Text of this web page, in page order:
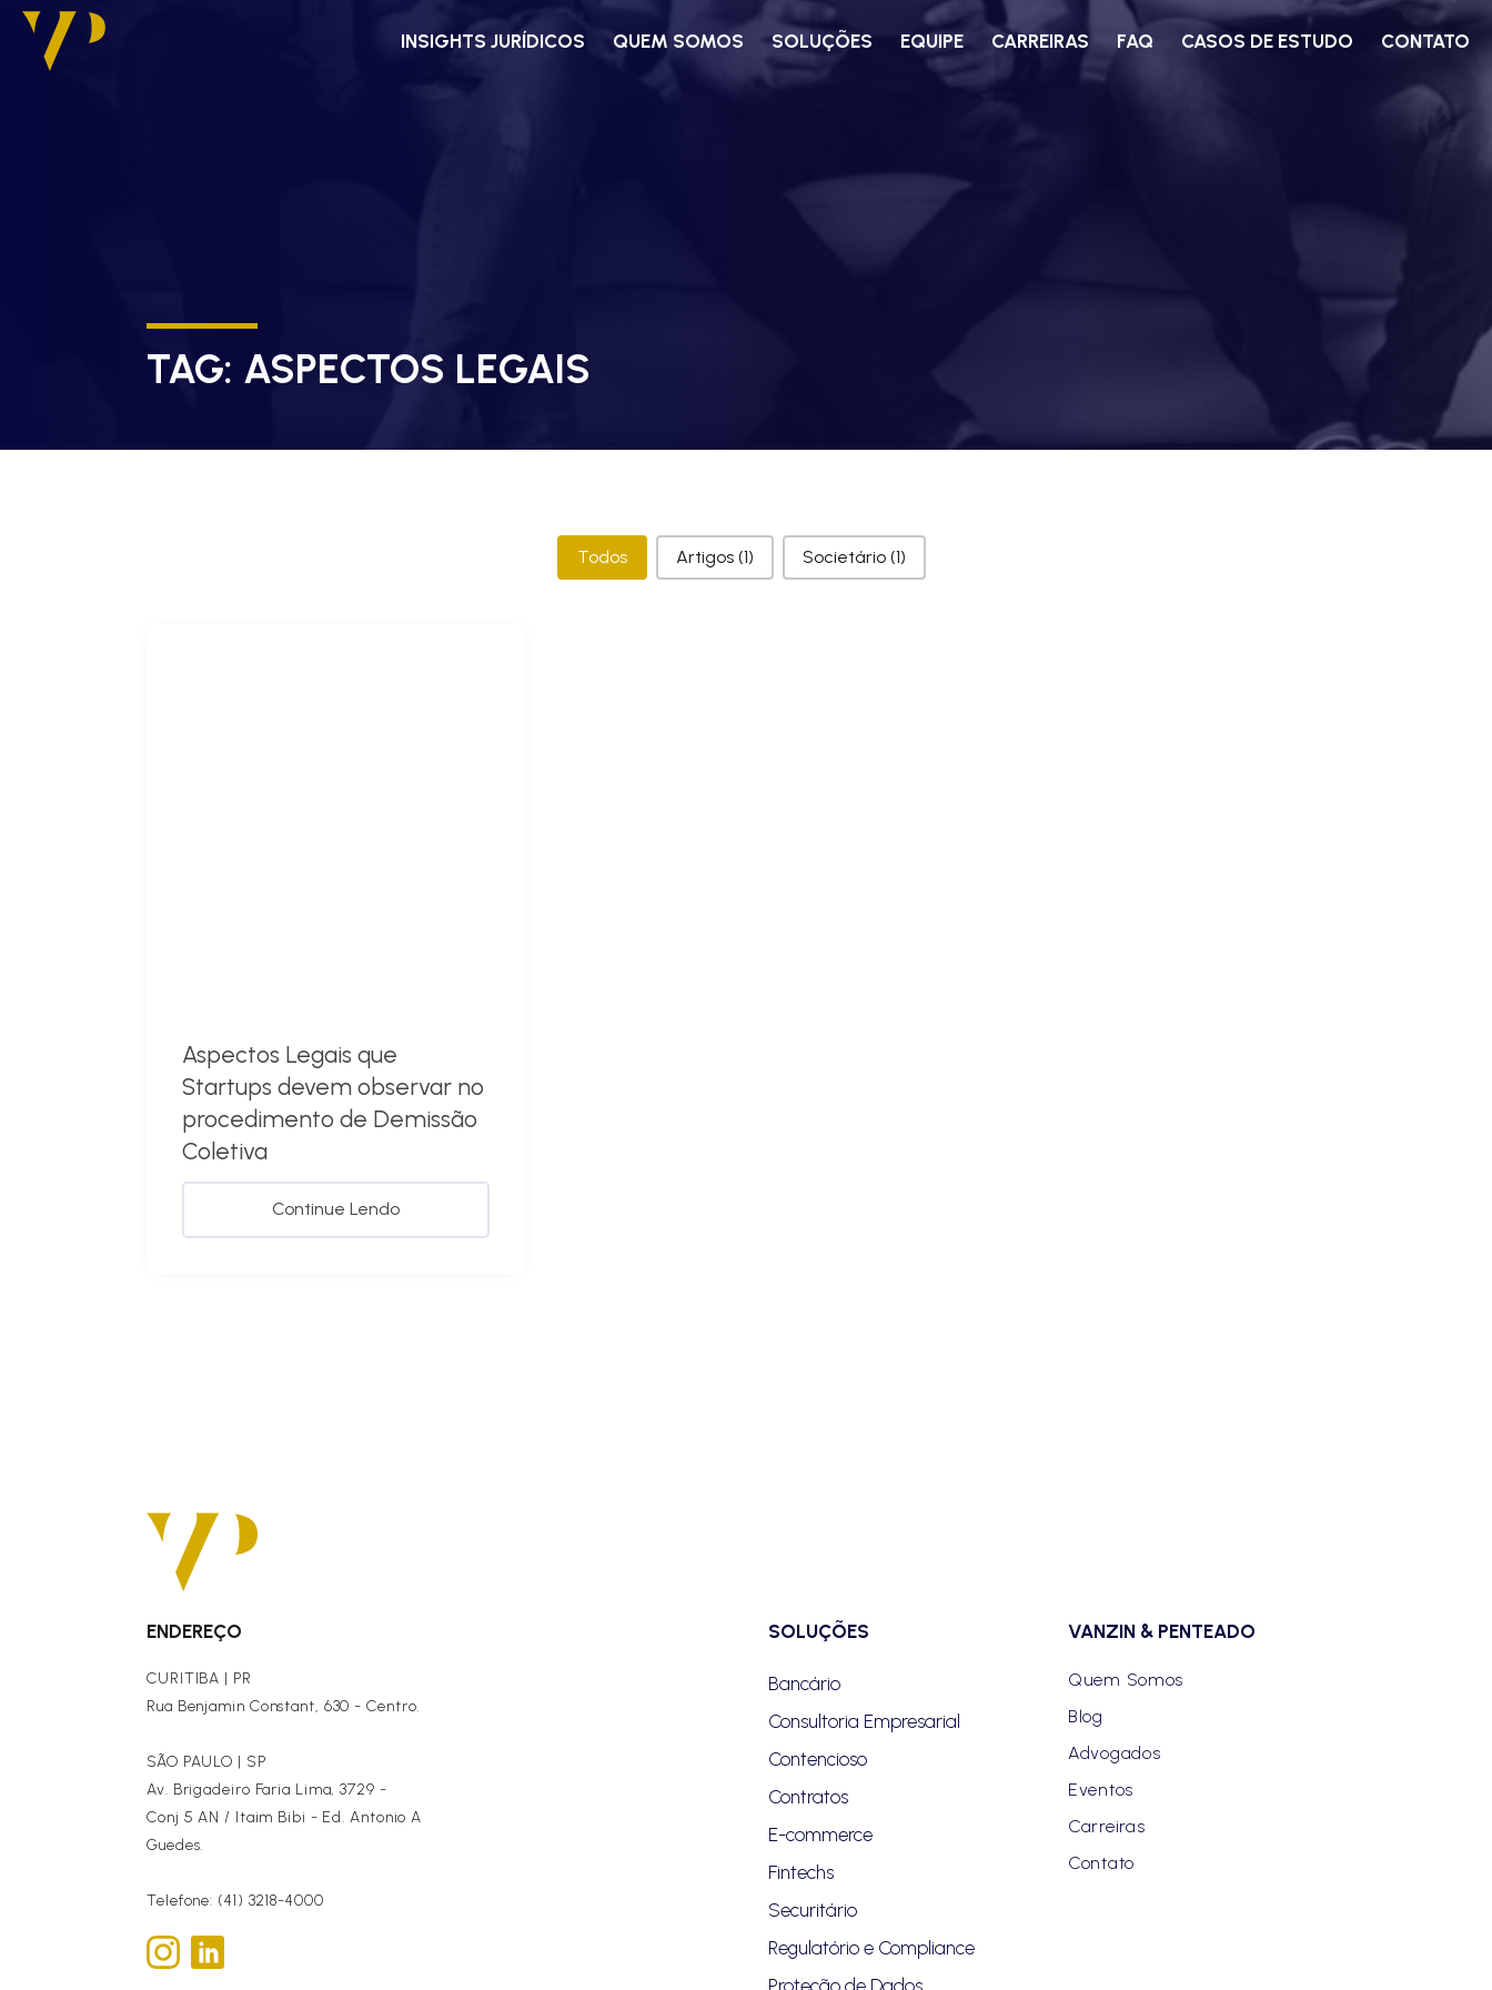
INSIGHTS JURÍDICOS QUEM SOMOS SOLUÇÕES EQUIPE CARREIRAS FAQ CASOS DE ESTUDO CONTATO
TAG: ASPECTOS LEGAIS
Categorias
Todos Artigos (1) Societário (1)
Aspectos Legais que
Startups devem observar no
procedimento de Demissão
Coletiva
Continue Lendo
ENDEREÇO
CURITIBA | PR
Rua Benjamin Constant, 630 - Centro.
SÃO PAULO | SP
Av. Brigadeiro Faria Lima, 3729 -
Conj 5 AN / Itaim Bibi - Ed. Antonio A
Guedes.
Telefone: (41) 3218-4000
SOLUÇÕES
Bancário
Consultoria Empresarial
Contencioso
Contratos
E-commerce
Fintechs
Securitário
Regulatório e Compliance
VANZIN & PENTEADO
Quem Somos
Blog
Advogados
Eventos
Carreiras
Contato